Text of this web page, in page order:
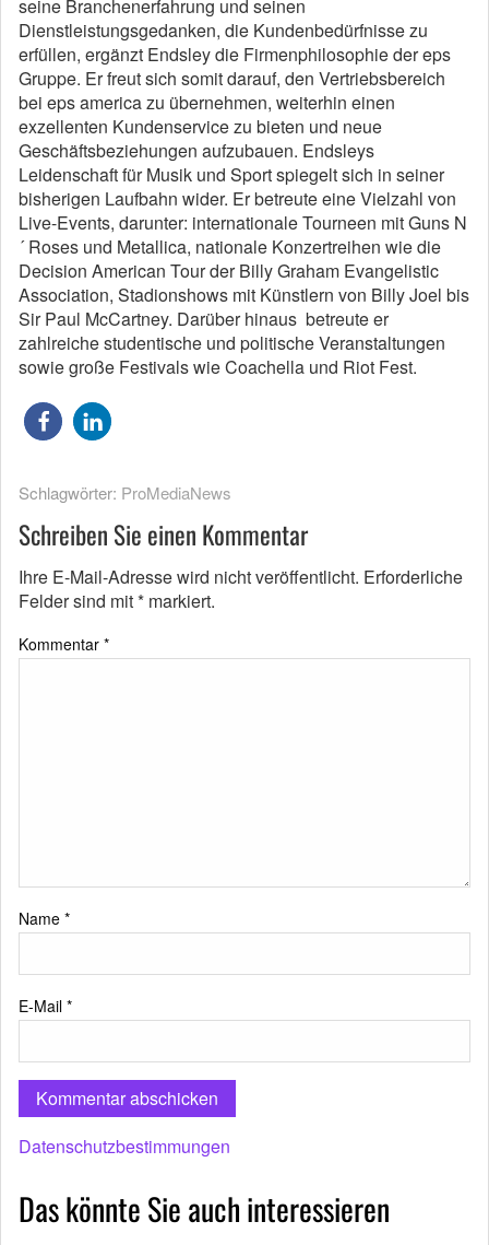
seine Branchenerfahrung und seinen
Dienstleistungsgedanken, die Kundenbedürfnisse zu
erfüllen, ergänzt Endsley die Firmenphilosophie der eps
Gruppe. Er freut sich somit darauf, den Vertriebsbereich
bei eps america zu übernehmen, weiterhin einen
exzellenten Kundenservice zu bieten und neue
Geschäftsbeziehungen aufzubauen. Endsleys
Leidenschaft für Musik und Sport spiegelt sich in seiner
bisherigen Laufbahn wider. Er betreute eine Vielzahl von
Live-Events, darunter: internationale Tourneen mit Guns N
´ Roses und Metallica, nationale Konzertreihen wie die
Decision American Tour der Billy Graham Evangelistic
Association, Stadionshows mit Künstlern von Billy Joel bis
Sir Paul McCartney. Darüber hinaus betreute er
zahlreiche studentische und politische Veranstaltungen
sowie große Festivals wie Coachella und Riot Fest.
Schlagwörter: ProMediaNews
Schreiben Sie einen Kommentar
Ihre E-Mail-Adresse wird nicht veröffentlicht. Erforderliche
Felder sind mit* markiert.
Kommentar *
Name *
E-Mail *
Datenschutzbestimmungen
Das könnte Sie auch interessieren